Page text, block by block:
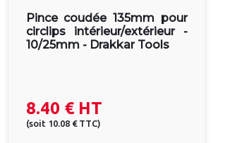
Pince coudée 135mm pour
circlips intérieur/extérieur -
10/25mm - Drakkar Tools
8.40 €HT
(soit 10.08 € TTC)